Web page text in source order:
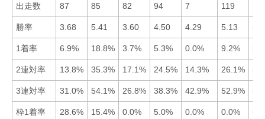
出走数 87 85 82 94 7 119
勝率 3.68 5.41 3.60 4.50 4.29 5.13
1着率 6.9% 18.8% 3.7% 5.3% 0.0% 9.2%
2連対率 13.8% 35.3% 17.1% 24.5% 14.3% 26.1%
3連対率 31.0% 54.1% 26.8% 38.3% 42.9% 52.9%
枠1着率 28.6% 15.4% 0.0% 5.0% 0.0% 0.0%